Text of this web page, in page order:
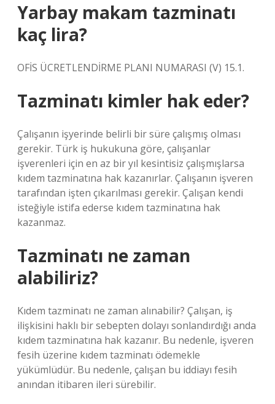
Yarbay makam tazminatı
kaç lira?
OFİS ÜCRETLENDİRME PLANI NUMARASI (V) 15.1.
Tazminatı kimler hak eder?
Çalışanın işyerinde belirli bir süre çalışmış olması
gerekir. Türk iş hukukuna göre, çalışanlar
işverenleri için en az bir yıl kesintisiz çalışmışlarsa
kıdem tazminatına hak kazanırlar. Çalışanın işveren
tarafından işten çıkarılması gerekir. Çalışan kendi
isteğiyle istifa ederse kıdem tazminatına hak
kazanmaz.
Tazminatı ne zaman
alabiliriz?
Kıdem tazminatı ne zaman alınabilir? Çalışan, iş
ilişkisini haklı bir sebepten dolayı sonlandırdığı anda
kıdem tazminatına hak kazanır. Bu nedenle, işveren
fesih üzerine kıdem tazminatı ödemekle
yükümlüdür. Bu nedenle, çalışan bu iddiayı fesih
anından itibaren ileri sürebilir.